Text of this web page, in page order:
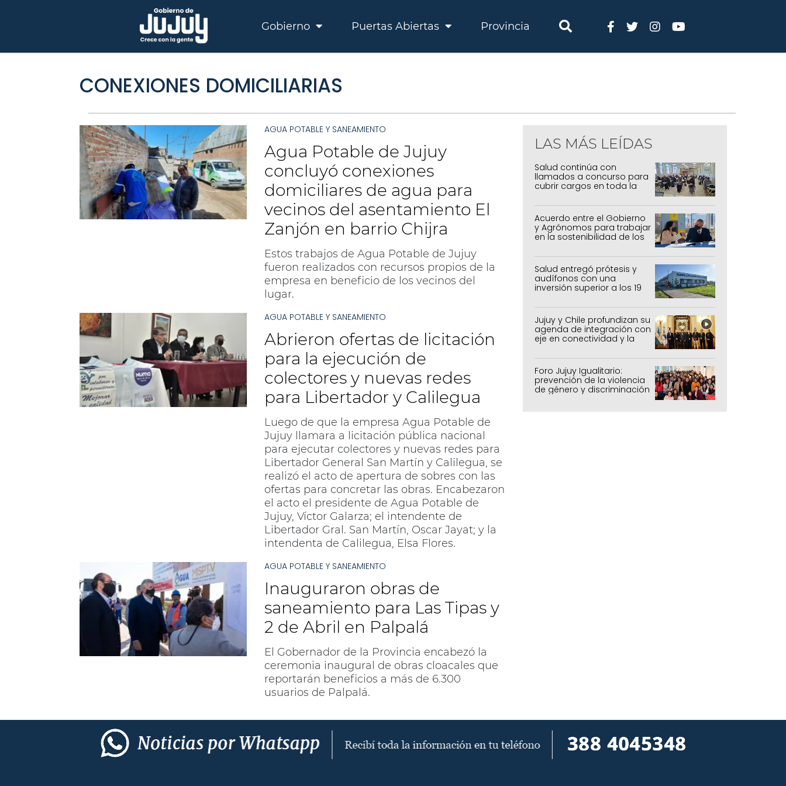
Gobierno Puertas Abiertas Provincia
CONEXIONES DOMICILIARIAS
AGUA POTABLE Y SANEAMIENTO
Agua Potable de Jujuy
concluyó conexiones
domiciliares de agua para
vecinos del asentamiento El
Zanjón en barrio Chijra
Estos trabajos de Agua Potable de Jujuy
fueron realizados con recursos propios de la
empresa en beneficio de los vecinos del
lugar.
AGUA POTABLE Y SANEAMIENTO
Abrieron ofertas de licitación
para la ejecución de
colectores y nuevas redes
para Libertador y Calilegua
Luego de que la empresa Agua Potable de
Jujuy llamara a licitación pública nacional
para ejecutar colectores y nuevas redes para
Libertador General San Martín y Calilegua, se
realizó el acto de apertura de sobres con las
ofertas para concretar las obras. Encabezaron
el acto el presidente de Agua Potable de
Jujuy, Víctor Galarza; el intendente de
Libertador Gral. San Martín, Oscar Jayat; y la
intendenta de Calilegua, Elsa Flores.
AGUA POTABLE Y SANEAMIENTO
Inauguraron obras de
saneamiento para Las Tipas y
2 de Abril en Palpalá
El Gobernador de la Provincia encabezó la
ceremonia inaugural de obras cloacales que
reportarán beneficios a más de 6.300
usuarios de Palpalá.
LAS MÁS LEÍDAS
Salud continúa con
llamados a concurso para
cubrir cargos en toda la
Acuerdo entre el Gobierno
y Agrónomos para trabajar
en la sostenibilidad de los
agrícolas, pecuarios y
forestal
Salud entregó prótesis y
audífonos con una
inversión superior a los 19
millones de pesos
Jujuy y Chile profundizan su
agenda de integración con
eje en conectividad y la
mejora del Paso de Jama
Foro Jujuy Igualitario:
prevención de la violencia
de género y discriminación